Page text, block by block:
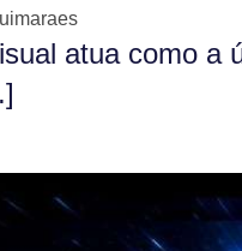
atua como a